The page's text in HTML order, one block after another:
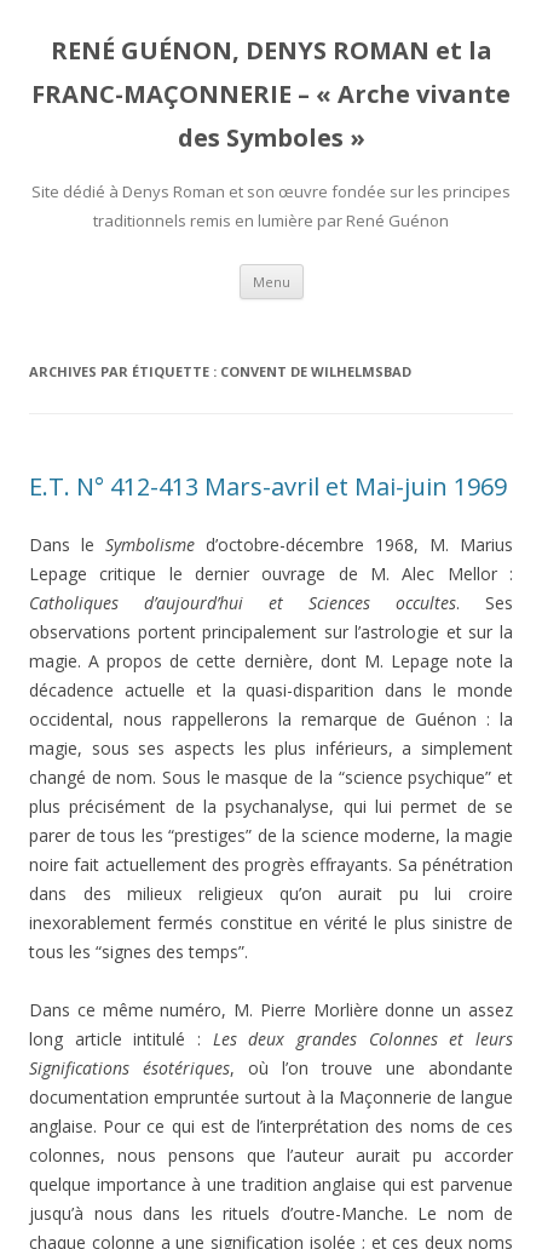
RENÉ GUÉNON, DENYS ROMAN et la
FRANC-MAÇONNERIE – « Arche vivante
des Symboles »
Site dédié à Denys Roman et son œuvre fondée sur les principes
traditionnels remis en lumière par René Guénon
Menu Aller
contenu
ARCHIVES PAR ÉTIQUETTE : CONVENT DE WILHELMSBAD
E.T. N° 412-413 Mars-avril et Mai-juin 1969
Dans le Symbolisme d’octobre-décembre 1968, M. Marius
Lepage critique le dernier ouvrage de M. Alec Mellor :
Catholiques d’aujourd’hui et Sciences occultes. Ses
observations portent principalement sur l’astrologie et sur la
magie. A propos de cette dernière, dont M. Lepage note la
décadence actuelle et la quasi-disparition dans le monde
occidental, nous rappellerons la remarque de Guénon : la
magie, sous ses aspects les plus inférieurs, a simplement
changé de nom. Sous le masque de la “science psychique” et
plus précisément de la psychanalyse, qui lui permet de se
parer de tous les “prestiges” de la science moderne, la magie
noire fait actuellement des progrès effrayants. Sa pénétration
dans des milieux religieux qu’on aurait pu lui croire
inexorablement fermés constitue en vérité le plus sinistre de
tous les “signes des temps”.
Dans ce même numéro, M. Pierre Morlière donne un assez
long article intitulé : Les deux grandes Colonnes et leurs
Significations ésotériques, où l’on trouve une abondante
documentation empruntée surtout à la Maçonnerie de langue
anglaise. Pour ce qui est de l’interprétation des noms de ces
colonnes, nous pensons que l’auteur aurait pu accorder
quelque importance à une tradition anglaise qui est parvenue
jusqu’à nous dans les rituels d’outre-Manche. Le nom de
chaque colonne a une signification isolée ; et ces deux noms